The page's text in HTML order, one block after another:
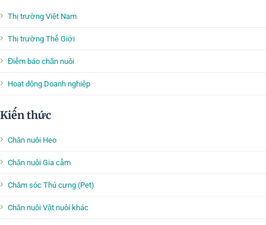
Thị trường Việt Nam
Thị trường Thế Giới
Điểm báo chăn nuôi
Hoạt động Doanh nghiệp
Kiến thức
Chăn nuôi Heo
Chăn nuôi Gia cầm
Chăm sóc Thú cưng (Pet)
Chăn nuôi Vật nuôi khác